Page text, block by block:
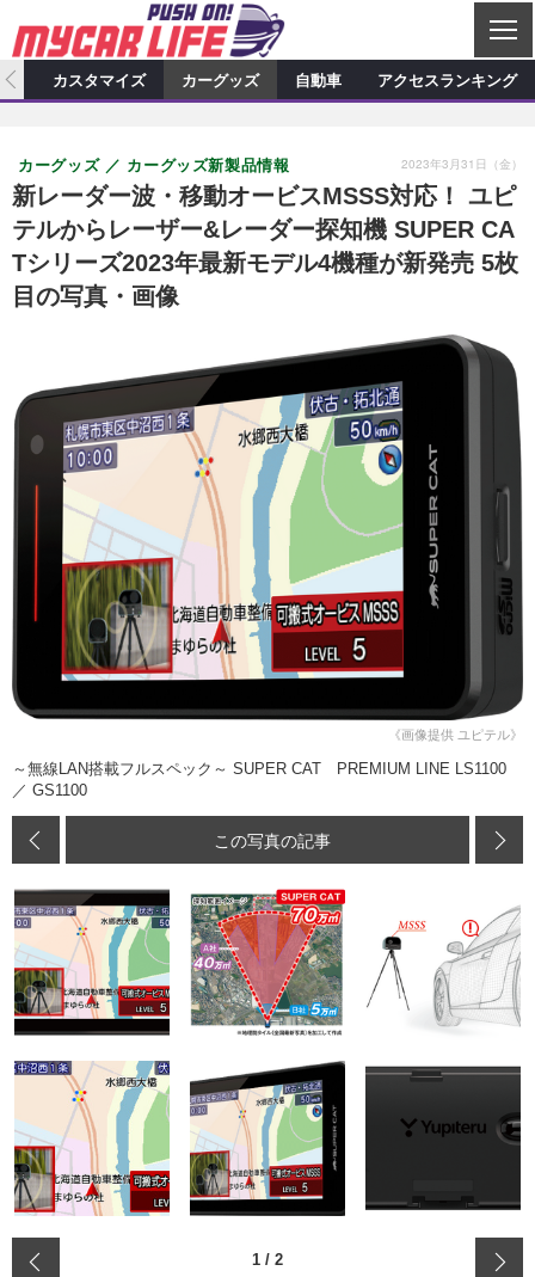
C
L
S
カーオーディオ
プロショップ検索 ショップ訪問記
カーオーディオニュース デモカー製作記
その他
カスタマイズ特集記事 カスタマイズ新製品情報
カスタマイズニュース
カーグッズ
カーグッズ特集記事 カーグッズ新製品情報
カーグッズニュース
自動車
ニュース
アクセスランキング
カスタマイズ カーグッズ 自動車 アクセスランキング
新レーダー波・移動オービスMSSS対応！ ユピ
テルからレーザー&レーダー探知機 SUPER CA
Tシリーズ2023年最新モデル4機種が新発売 5枚
目の写真・画像
カーグッズ カーグッズ新製品情報 2023年3月31日（金）
《画像提供 ユピテル》
～無線LAN搭載フルスペック～ SUPER CAT PREMIUM LINE LS1100
／ GS1100
この写真の記事
1 / 2